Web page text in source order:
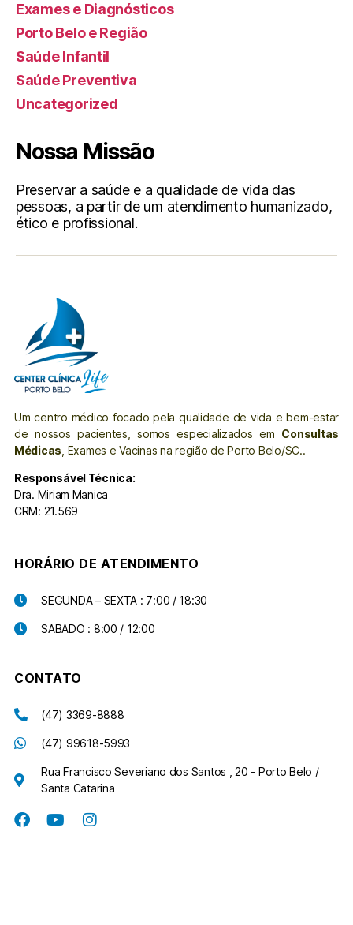
Exames e Diagnósticos
Porto Belo e Região
Saúde Infantil
Saúde Preventiva
Uncategorized
Nossa Missão
Preservar a saúde e a qualidade de vida das
pessoas, a partir de um atendimento humanizado,
ético e profissional.
Um centro médico focado pela qualidade de vida e bem-estar
de nossos pacientes, somos especializados em Consultas
Médicas , Exames e Vacinas na região de Porto Belo/SC..
Responsável Técnica:
Dra. Miriam Manica
CRM: 21.569
HORÁRIO DE ATENDIMENTO
SEGUNDA – SEXTA : 7:00 / 18:30
SABADO : 8:00 / 12:00
CONTATO
(47) 3369-8888
(47) 99618-5993
Rua Francisco Severiano dos Santos , 20 - Porto Belo /
Santa Catarina